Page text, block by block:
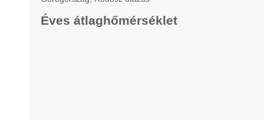
Éves átlaghőmérséklet